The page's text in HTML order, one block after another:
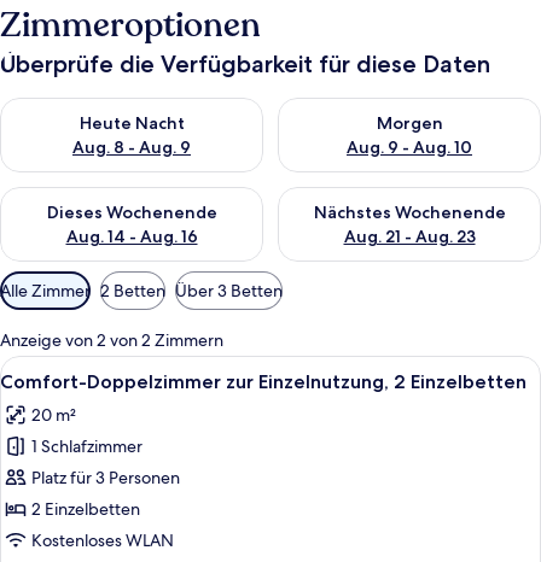
Zimmeroptionen
Überprüfe die Verfügbarkeit für diese Daten
Heute Nacht
Aug. 8 - Aug. 9
Überprüfe die Verfügbarkeit für heute Nacht, Aug. 8 - Aug. 9.
Morgen
Aug. 9 - Aug. 10
Überprüfe die Verfügbarkeit
Dieses Wochenende
Aug. 14 - Aug. 16
Überprüfe die Verfügbarkeit für dieses Wochenende, Aug. 14
Nächstes Wochenende
Aug. 21 - Aug. 23
Überprüfe die Verfügbarkeit
Verfügbare
Filter
für
Zimmer
Alle Zimmer 2 Betten Über 3 Betten
Anzeige von 2 von 2 Zimmern
Alle
Fotos
für
Comfort-
Doppelzimmer
zur
Einzelnutzung,
Comfort-Doppelzimmer zur
8
Comfort-Doppelzimmer zur Einzelnutzung, 2 Einzelbetten
20 m²
1 Schlafzimmer
Platz für 3 Personen
2 Einzelbetten
Kostenloses WLAN